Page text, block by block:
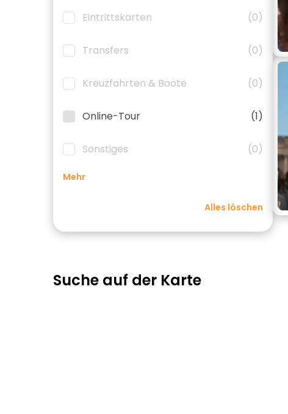
Eintrittskarten (0)
Transfers (0)
Kreuzfahrten & Boote (0)
Online-Tour (1)
Sonstiges (0)
Mehr
Alles löschen
Suche auf der Karte